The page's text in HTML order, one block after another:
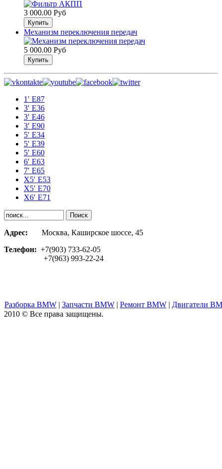
3 000.00 Руб
Механизм переключения передач
5 000.00 Руб
1′ E87
3′ E36
3′ E46
3′ E90
5′ E34
5′ E39
5′ E60
6′ E63
7′ E65
Х5′ E53
X5′ E70
X6′ E71
Адрес: Москва, Каширское шоссе, 45
Телефон: +7(903) 733-62-05
+7(963) 993-22-24
Разборка BMW | Запчасти BMW | Ремонт BMW | Двигатели
2010 © Все права защищены.